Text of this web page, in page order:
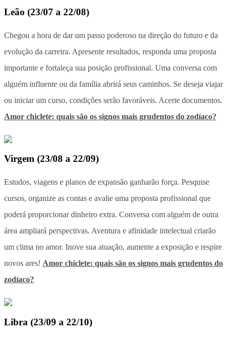
Leão (23/07 a 22/08)
Chegou a hora de dar um passo poderoso na direção do futuro e da
evolução da carreira. Apresente resultados, responda uma proposta
importante e fortaleça sua posição profissional. Uma conversa com
alguém influente ou da família abrirá seus caminhos. Se deseja viajar
ou iniciar um curso, condições serão favoráveis. Acerte documentos.
Amor chiclete: quais são os signos mais grudentos do zodíaco?
Virgem (23/08 a 22/09)
Estudos, viagens e planos de expansão ganharão força. Pesquise
cursos, organize as contas e avalie uma proposta profissional que
poderá proporcionar dinheiro extra. Conversa com alguém de outra
área ampliará perspectivas. Aventura e afinidade intelectual criarão
um clima no amor. Inove sua atuação, aumente a exposição e respire
novos ares! Amor chiclete: quais são os signos mais grudentos do
zodíaco?
Libra (23/09 a 22/10)